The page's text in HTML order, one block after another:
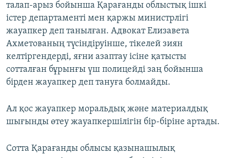
талап-арыз бойынша Қарағанды облыстық ішкі
істер департаменті мен қаржы министрлігі
жауапкер деп танылған. Адвокат Елизавета
Ахметованың түсіндіруінше, тікелей зиян
келтіргендерді, яғни азаптау ісіне қатысты
сотталған бұрынғы үш полицейді заң бойынша
бірден жауапкер деп тануға болмайды.
Ал қос жауапкер моральдық және материалдық
шығынды өтеу жауапкершілігін бір-біріне артады.
Сотта Қарағанды облысы қазынашылық